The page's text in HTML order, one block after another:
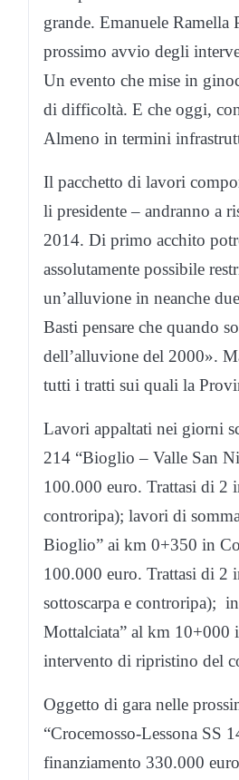
grande. Emanuele
prossimo avvio degli
Un evento che mise in
di difficoltà. E che oggi,
Almeno in termini
Il pacchetto di lavori
li presidente – andranno a
2014. Di primo acchito
assolutamente possibile
un’alluvione in neanche
Basti pensare che quando
dell’alluvione del 2000».
tutti i tratti sui quali la
Lavori appaltati nei giorni
214 “Bioglio – Valle San
100.000 euro. Trattasi di 2
controripa); lavori di
Bioglio” ai km 0+350 in
100.000 euro. Trattasi di 2
sottoscarpa e controripa);
Mottalciata” al km 10+000
intervento di ripristino del
Oggetto di gara nelle
“Crocemosso-Lessona
finanziamento 330.000